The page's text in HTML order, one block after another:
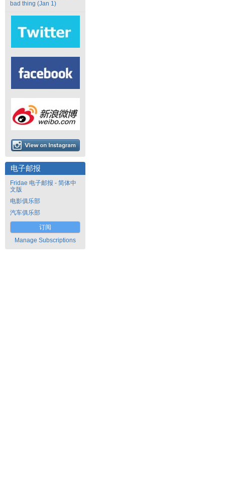
bad thing (Jan 1)
电子邮报
Fridae 电子邮报 - 简体中
文版
电影俱乐部
汽车俱乐部
订阅
Manage Subscriptions